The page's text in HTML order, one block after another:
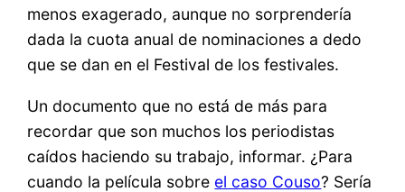
menos exagerado, aunque no sorprendería
dada la cuota anual de nominaciones a dedo
que se dan en el Festival de los festivales.
Un documento que no está de más para
recordar que son muchos los periodistas
caídos haciendo su trabajo, informar. ¿Para
cuando la película sobre el caso Couso? Sería